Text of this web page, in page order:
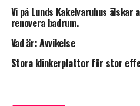
Enkel montering: komplett
installatören utföra
smidigt
Finns som Geberit
Vi på Lunds Kakelvaruhus älskar
renovera badrum.
Vad är: Avvikelse
Stora klinkerplattor för stor